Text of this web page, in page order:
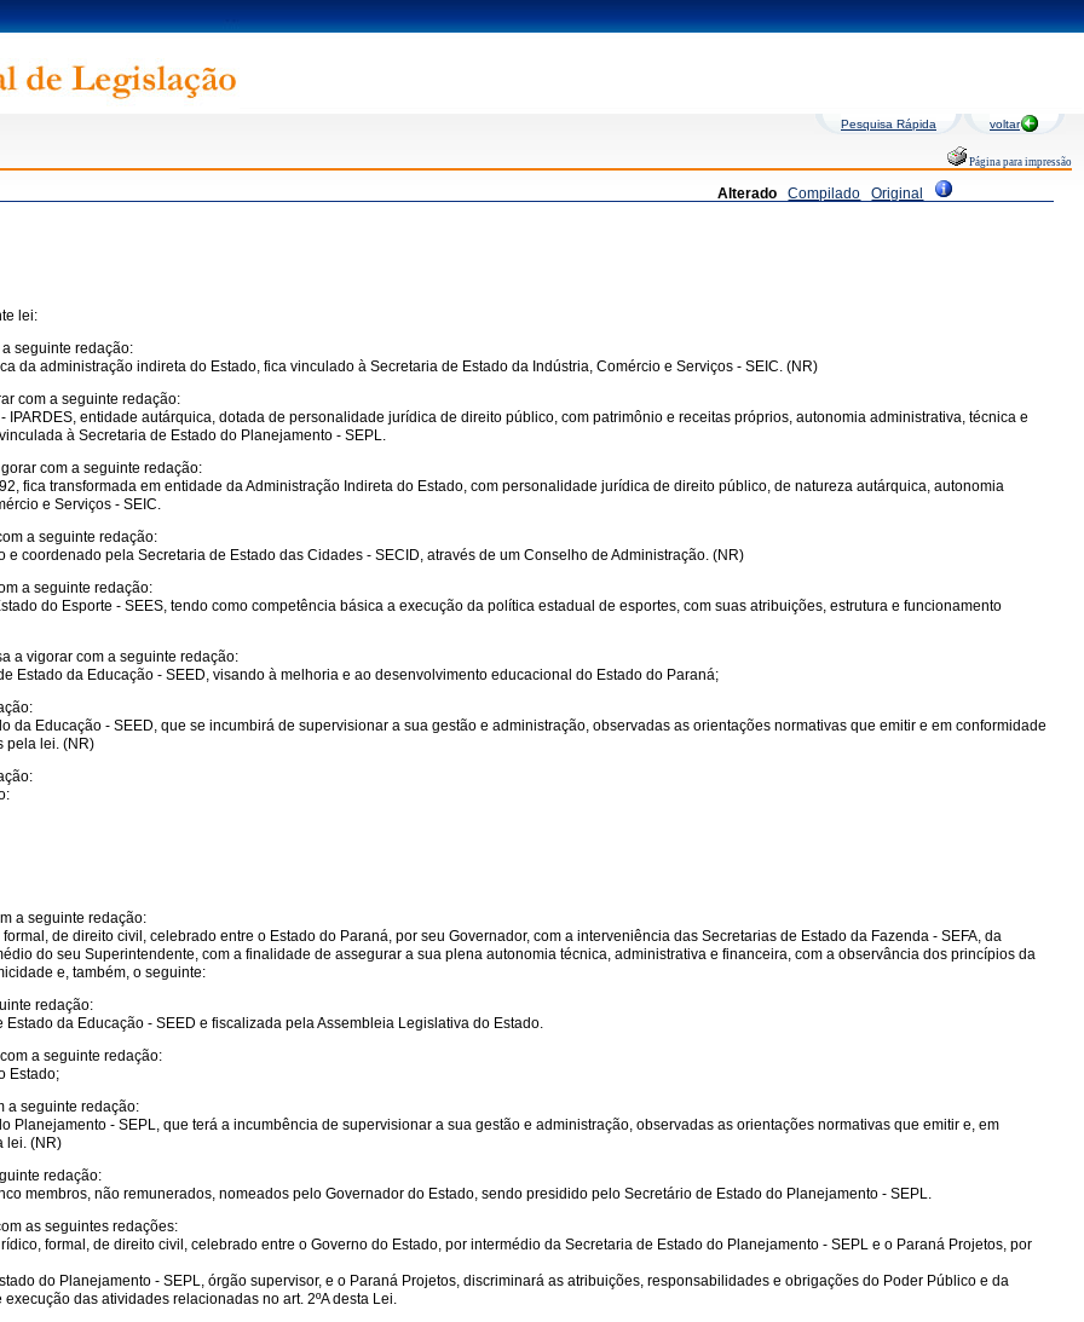
Pesquisa Rápida voltar
Página para impressão
Alterado Compilado Original
lei:
seguinte redação:
da administração indireta do Estado, fica vinculado à Secretaria de Estado da Indústria, Comércio e Serviços - SEIC. (NR)
com a seguinte redação:
entidade autárquica, dotada de personalidade jurídica de direito público, com patrimônio e receitas próprios, autonomia administrativa, técnica e
à Secretaria de Estado do Planejamento - SEPL.
com a seguinte redação:
fica transformada em entidade da Administração Indireta do Estado, com personalidade jurídica de direito público, de natureza autárquica, autonomia
e Serviços - SEIC.
a seguinte redação:
coordenado pela Secretaria de Estado das Cidades - SECID, através de um Conselho de Administração. (NR)
a seguinte redação:
do Esporte - SEES, tendo como competência básica a execução da política estadual de esportes, com suas atribuições, estrutura e funcionamento
a vigorar com a seguinte redação:
Estado da Educação - SEED, visando à melhoria e ao desenvolvimento educacional do Estado do Paraná;
da Educação - SEED, que se incumbirá de supervisionar a sua gestão e administração, observadas as orientações normativas que emitir e em conformidade
pela lei. (NR)
a seguinte redação:
de direito civil, celebrado entre o Estado do Paraná, por seu Governador, com a interveniência das Secretarias de Estado da Fazenda - SEFA, da
do seu Superintendente, com a finalidade de assegurar a sua plena autonomia técnica, administrativa e financeira, com a observância dos princípios da
e, também, o seguinte:
redação:
da Educação - SEED e fiscalizada pela Assembleia Legislativa do Estado.
a seguinte redação:
Estado;
a seguinte redação:
Planejamento - SEPL, que terá a incumbência de supervisionar a sua gestão e administração, observadas as orientações normativas que emitir e, em
lei. (NR)
redação:
membros, não remunerados, nomeados pelo Governador do Estado, sendo presidido pelo Secretário de Estado do Planejamento - SEPL.
as seguintes redações:
formal, de direito civil, celebrado entre o Governo do Estado, por intermédio da Secretaria de Estado do Planejamento - SEPL e o Paraná Projetos, por
do Planejamento - SEPL, órgão supervisor, e o Paraná Projetos, discriminará as atribuições, responsabilidades e obrigações do Poder Público e da
das atividades relacionadas no art. 2ºA desta Lei.